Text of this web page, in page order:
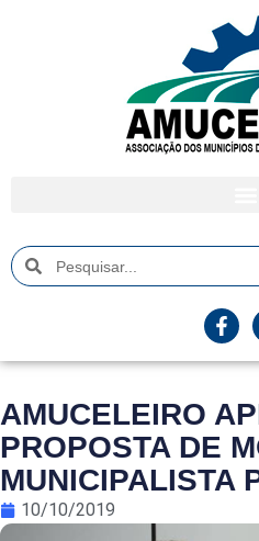
AMUCELEIRO
PROPOSTA DE
MUNICIPALISTA
10/10/2019